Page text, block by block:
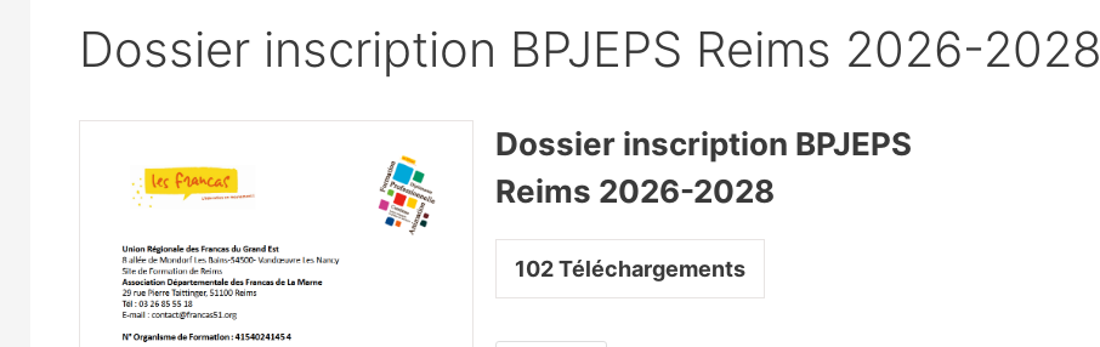
Dossier inscription BPJEPS Reims 2026-2028
Dossier inscription BPJEPS
Reims 2026-2028
102Téléchargements